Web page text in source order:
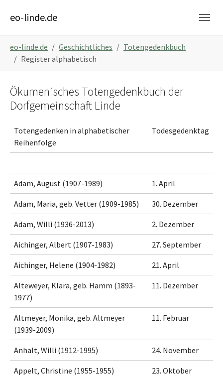
eo-linde.de
eo-linde.de Geschichtliches
Totengedenkbuch
Register alphabetisch
Ökumenisches Totengedenkbuch der
Dorfgemeinschaft Linde
Totengedenken in alphabetischer
Reihenfolge
Todesgedenktag
Adam, August (1907-1989) 1. April
Adam, Maria, geb. Vetter (1909-1985) 30. Dezember
Adam, Willi (1936-2013) 2. Dezember
Aichinger, Albert (1907-1983) 27. September
Aichinger, Helene (1904-1982) 21. April
Alteweyer, Klara, geb. Hamm (1893-
1977)
11. Dezember
Altmeyer, Monika, geb. Altmeyer
(1939-2009)
11. Februar
Anhalt, Willi (1912-1995) 24. November
Appelt, Christine (1955-1955) 23. Oktober